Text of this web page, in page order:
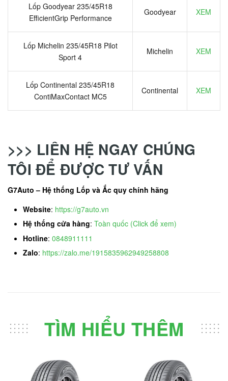
Lốp Goodyear 235/45R18
EfficientGrip Performance
Goodyear XEM
Lốp Michelin 235/45R18 Pilot
Sport 4
Michelin XEM
Lốp Continental 235/45R18
ContiMaxContact MC5
Continental XEM
>>> LIÊN HỆ NGAY CHÚNG
TÔI ĐỂ ĐƯỢC TƯ VẤN
G7Auto – Hệ thống Lốp và Ắc quy chính hãng
Website: https://g7auto.vn
Hệ thống cửa hàng: Toàn quốc (Click để xem)
Hotline: 0848911111
Zalo: https://zalo.me/1915835962949258808
TÌM HIỂU THÊM